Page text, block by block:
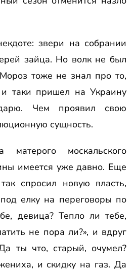
звери на собрании
зайца. Но волк не был
тоже не знал про то,
и таки пришел на Украину
Чем проявил свою
сущность.
москальского
имеется уже давно. Еще
спросил новую власть,
елку на переговоры по
девица? Тепло ли тебе,
не пора ли?», и вдруг
ты что, старый, очумел?
и скидку на газ. Да